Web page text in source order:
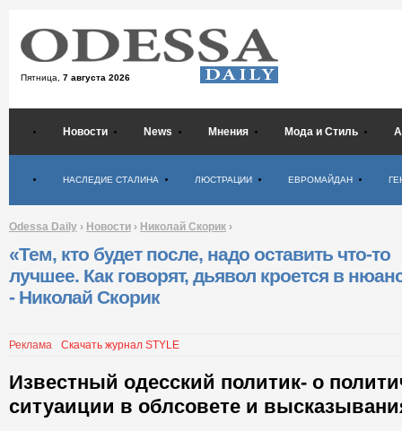
Пятница, 7 августа 2026
Новости News Мнения Мода и Стиль
НАСЛЕДИЕ СТАЛИНА ЛЮСТРАЦИИ ЕВРОМАЙДАН
Odessa Daily › Новости › Николай Скорик ›
«Тем, кто будет после, надо оставить что-то
лучшее. Как говорят, дьявол кроется в
- Николай Скорик
Реклама Скачать журнал STYLE
Известный одесский политик- о
ситуаиции в облсовете и